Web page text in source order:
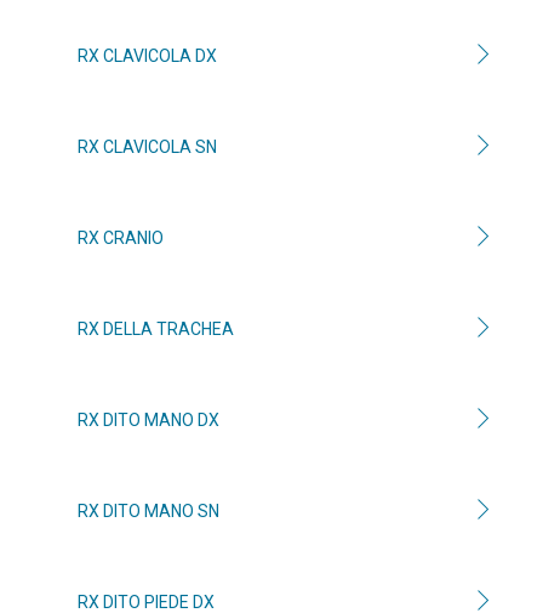
RX CLAVICOLA DX
RX CLAVICOLA SN
RX CRANIO
RX DELLA TRACHEA
RX DITO MANO DX
RX DITO MANO SN
RX DITO PIEDE DX